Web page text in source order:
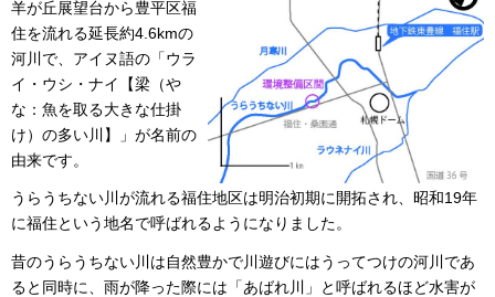
羊が丘展望台から豊平区福
住を流れる延長約4.6kmの
河川で、アイヌ語の「ウラ
イ・ウシ・ナイ【梁（や
な：魚を取る大きな仕掛
け）の多い川】」が名前の
由来です。
うらうちない川が流れる福住地区は明治初期に開拓され、昭和19年
に福住という地名で呼ばれるようになりました。
昔のうらうちない川は自然豊かで川遊びにはうってつけの河川であ
ると同時に、雨が降った際には「あばれ川」と呼ばれるほど水害が